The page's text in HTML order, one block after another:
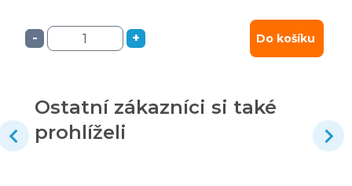
- + Do košíku
Ostatní zákazníci si také
prohlíželi